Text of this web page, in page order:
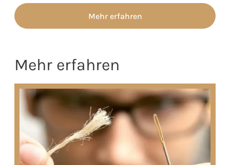
Mehr erfahren
Mehr erfahren